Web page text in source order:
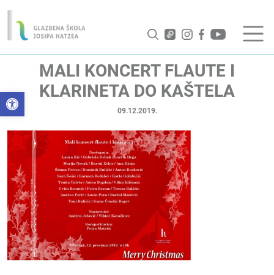
Open toolbar
MALI KONCERT FLAUTE I
KLARINETA DO KAŠTELA
09.12.2019.